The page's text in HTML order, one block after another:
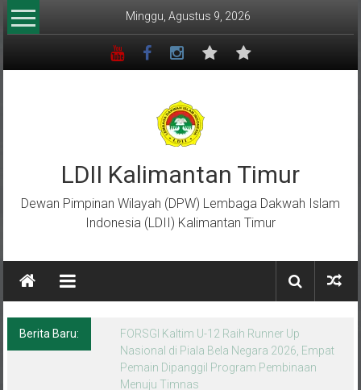
Lompat
ke
Minggu, Agustus 9, 2026
LDII Kalimantan Timur
Dewan Pimpinan Wilayah (DPW) Lembaga Dakwah Islam
Indonesia (LDII) Kalimantan Timur
Berita Baru:
Menempa Generasi Muda Berkarakter Luhur
di Bumi Perkemahan Makroman Indah
melalui CAI ke-47